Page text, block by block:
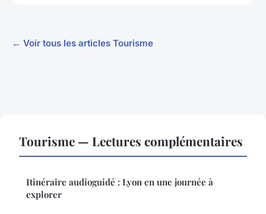
← Voir tous les articles Tourisme
Tourisme — Lectures complémentaires
Itinéraire audioguidé : Lyon en une journée à
explorer